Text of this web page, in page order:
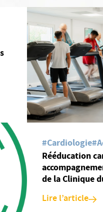
#Cardiologie
Rééducation
de la Clinique
Lire l’article